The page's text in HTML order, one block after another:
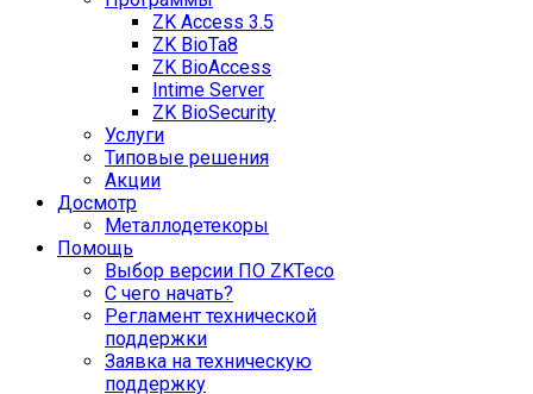
ZK Access 3.5
ZK BioTa8
ZK BioAccess
Intime Server
ZK BioSecurity
Услуги
Типовые решения
Акции
Досмотр
Металлодетекоры
Помощь
Выбор версии ПО ZKTeco
С чего начать?
Регламент технической
поддержки
Заявка на техническую
поддержку